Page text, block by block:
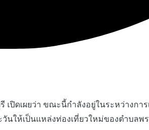
เผยว่า ขณะนี้กำลังอยู่ในระหว่างกา
ให้เป็นแหล่งท่องเที่ยวใหม่ของตำบล